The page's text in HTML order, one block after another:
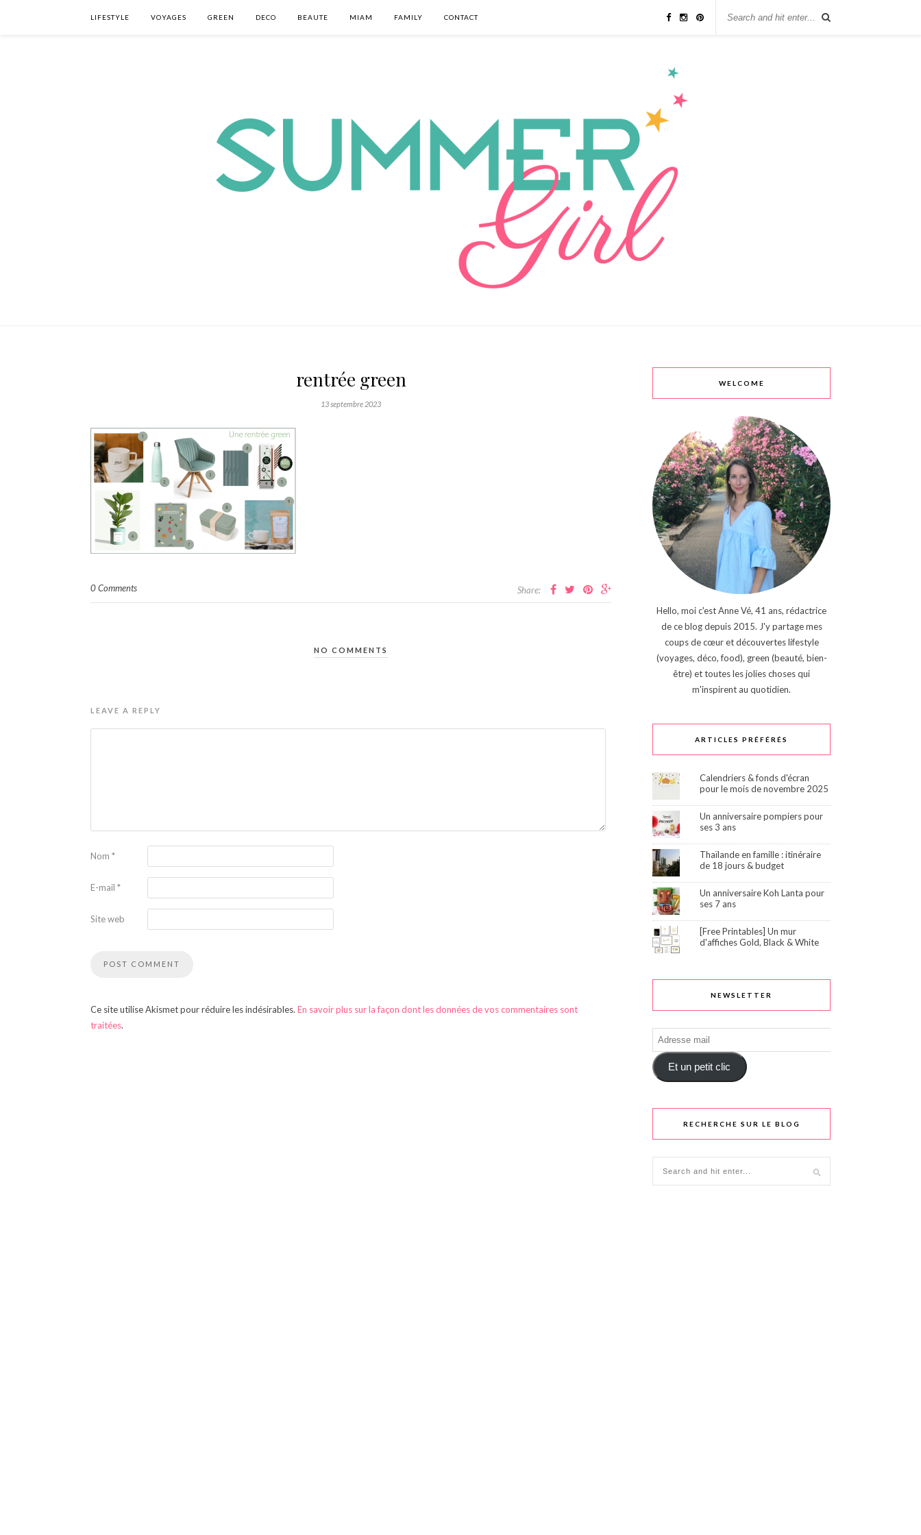
LIFESTYLE VOYAGES GREEN DECO BEAUTE MIAM FAMILY CONTACT
rentrée green
13 septembre 2023
0 Comments Share:
NO COMMENTS
LEAVE A REPLY
Nom *
E-mail *
Site web
Ce site utilise Akismet pour réduire les indésirables. En savoir plus sur la façon dont les données de vos commentaires sont
traitées.
WELCOME
Hello, moi c'est Anne Vé, 41 ans, rédactrice
de ce blog depuis 2015. J'y partage mes
coups de cœur et découvertes lifestyle
(voyages, déco, food), green (beauté, bien-
être) et toutes les jolies choses qui
m'inspirent au quotidien.
ARTICLES PRÉFÉRÉS
Calendriers & fonds d'écran
pour le mois de novembre 2025
Un anniversaire pompiers pour
ses 3 ans
Thaïlande en famille : itinéraire
de 18 jours & budget
Un anniversaire Koh Lanta pour
ses 7 ans
[Free Printables] Un mur
d'affiches Gold, Black & White
NEWSLETTER
Adresse
mail
Et un petit clic
RECHERCHE SUR LE BLOG